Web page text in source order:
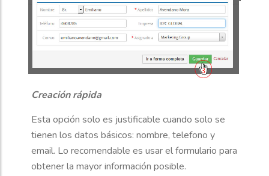
Creación rápida
Esta opción solo es justificable cuando solo se
tienen los datos básicos: nombre, telefono y
email. Lo recomendable es usar el formulario para
obtener la mayor información posible.